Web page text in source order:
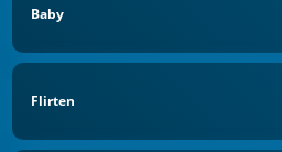
Baby
Flirten